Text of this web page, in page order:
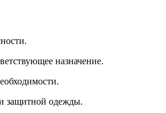
назначение.
защитной одежды.